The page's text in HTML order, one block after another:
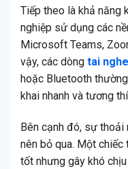
Tiếp theo là khả năng
nghiệp sử dụng các
Microsoft Teams,
vậy, các dòng tai
hoặc Bluetooth
khai nhanh và tương
Bên cạnh đó, sự
nên bỏ qua. Một
tốt nhưng gây khó